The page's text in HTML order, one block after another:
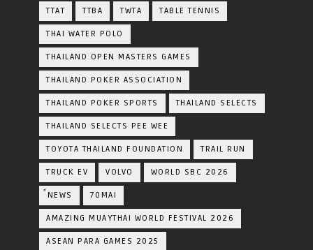
TTAT TTBA TWTA TABLE TENNIS
THAI WATER POLO
THAILAND OPEN MASTERS GAMES
THAILAND POKER ASSOCIATION
THAILAND POKER SPORTS THAILAND SELECTS
THAILAND SELECTS PEE WEE
TOYOTA​ THAILAND​ FOUNDATION TRAIL RUN
TRUCK EV VOLVO WORLD SBC 2026
์NEWS 70MAI
AMAZING MUAYTHAI WORLD FESTIVAL 2026
ASEAN PARA GAMES 2025